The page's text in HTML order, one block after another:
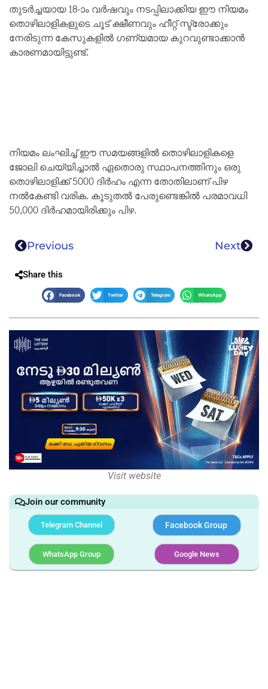
തുടർച്ചയായ 18-ാം വർഷവും നടപ്പിലാക്കിയ ഈ നിയമം
തൊഴിലാളികളുടെ ചൂട് ക്ഷീണവും ഹീറ്റ് സ്ട്രോക്കും
നേരിടുന്ന കേസുകളിൽ ഗണ്യമായ കുറവുണ്ടാക്കാൻ
കാരണമായിട്ടുണ്ട്.
നിയമം ലംഘിച്ച് ഈ സമയങ്ങളിൽ തൊഴിലാളികളെ
ജോലി ചെയ്യിച്ചാല്‍ ഏതൊരു സ്ഥാപനത്തിനും ഒരു
തൊഴിലാളിക്ക് 5000 ദിര്‍ഹം എന്ന തോതിലാണ് പിഴ
നൽകേണ്ടി വരിക. കൂടുതൽ പേരുണ്ടെങ്കിൽ പരമാവധി
50,000 ദിർഹമായിരിക്കും പിഴ.
Previous Next
Share this
Facebook Twitter Telegram WhatsApp
Visit website
Join our community
Telegram Channel Facebook Group
WhatsApp Group Google News